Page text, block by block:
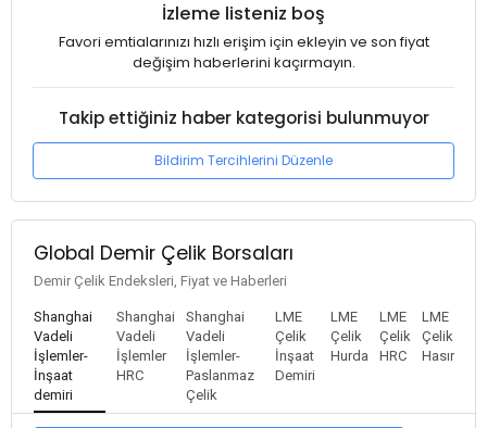
İzleme listeniz boş
Favori emtialarınızı hızlı erişim için ekleyin ve son fiyat
değişim haberlerini kaçırmayın.
Takip ettiğiniz haber kategorisi bulunmuyor
Bildirim Tercihlerini Düzenle
Global Demir Çelik Borsaları
Demir Çelik Endeksleri, Fiyat ve Haberleri
Shanghai
Vadeli
İşlemler-
İnşaat
demiri
Shanghai
Vadeli
İşlemler
HRC
Shanghai
Vadeli
İşlemler-
Paslanmaz
Çelik
LME
Çelik
İnşaat
Demiri
LME
Çelik
Hurda
LME
Çelik
HRC
LME
Çelik
Hasır